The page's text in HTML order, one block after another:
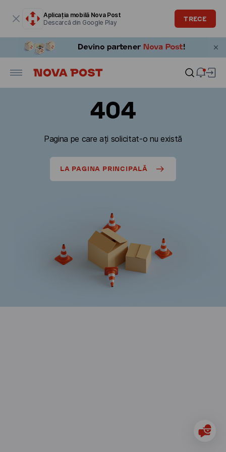
Aplicația mobilă Nova Post
Descarcă din Google Play
TRECE
404
Pagina pe care ați solicitat-o nu există
LA PAGINA PRINCIPALĂ